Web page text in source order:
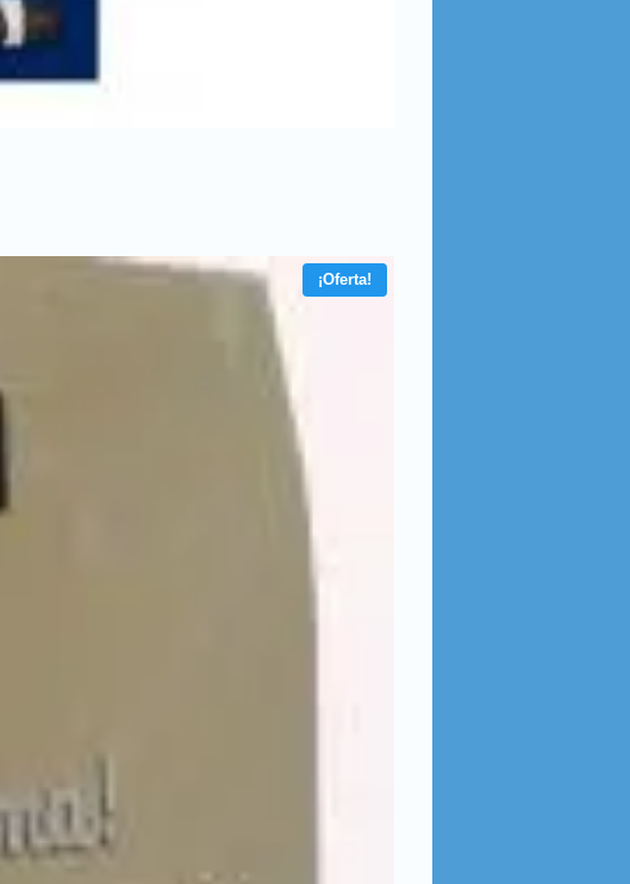
¡Oferta!